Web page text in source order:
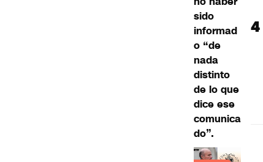
sido
informad
o “de
nada
distinto
de lo que
dice ese
comunica
do”.